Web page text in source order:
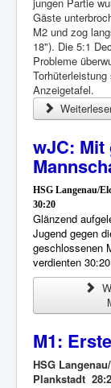
Gäste
M2 und zog
18"). Die 5:1
Probleme
Anzeigetafel.
wJC: Mit
HSG Langenau/
30:20
Glänzend
Jugend gegen
geschlossenen
verdienten
M1:
HSG
Plankstadt